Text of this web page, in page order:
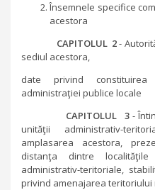
Însemnele specifice
acestora
CAPITOLUL 2-
sediul acestora,
date privind
administraţiei publice locale
CAPITOLUL 3 -
unităţii administrativ-
amplasarea acestora,
distanţa dintre
administrativ-teritoriale,
privind amenajarea teritoriului